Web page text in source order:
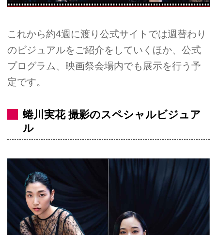
これから約4週に渡り公式サイトでは週替わり
のビジュアルをご紹介をしていくほか、公式
プログラム、映画祭会場内でも展示を行う予
定です。
蜷川実花 撮影のスペシャルビジュア
ル